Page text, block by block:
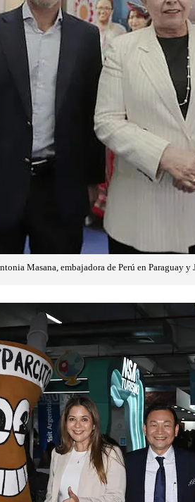
Masana, embajadora de Perú en Paraguay y